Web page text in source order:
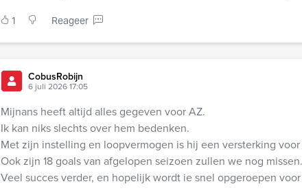
1 Reageer
CobusRobijn
6 juli 2026 17:05
Mijnans heeft altijd alles gegeven voor AZ.
Ik kan niks slechts over hem bedenken.
Met zijn instelling en loopvermogen is hij een versterking
Ook zijn 18 goals van afgelopen seizoen zullen we nog missen.
Veel succes verder, en hopelijk wordt ie snel opgeroepen